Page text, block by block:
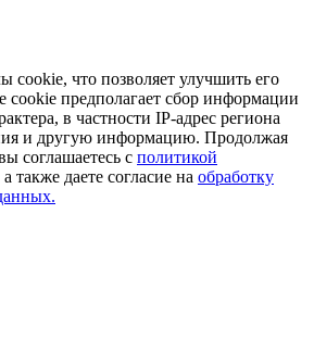
cookie, что позволяет улучшить его
cookie предполагает сбор информации
в частности IP-адрес региона
и другую информацию. Продолжая
соглашаетесь с политикой
а также даете согласие на обработку